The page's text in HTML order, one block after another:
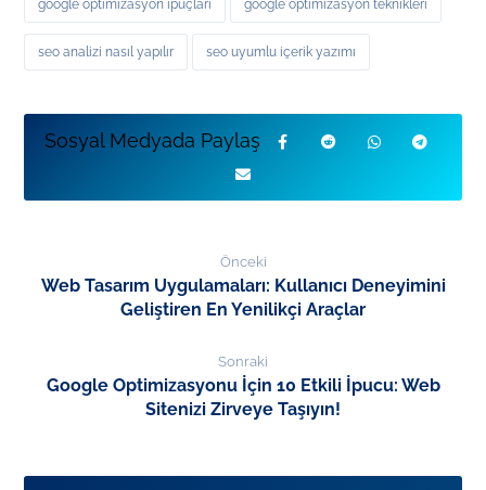
google optimizasyon ipuçları google optimizasyon teknikleri
seo analizi nasıl yapılır seo uyumlu içerik yazımı
Önceki
Web Tasarım Uygulamaları: Kullanıcı Deneyimini
Geliştiren En Yenilikçi Araçlar
Sonraki
Google Optimizasyonu İçin 10 Etkili İpucu: Web
Sitenizi Zirveye Taşıyın!